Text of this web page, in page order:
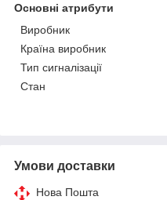
Основні атрибути
Виробник
Країна виробник
Тип сигналізації
Стан
Умови доставки
Нова Пошта